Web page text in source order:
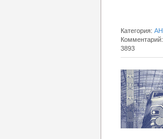
Категория:
3893